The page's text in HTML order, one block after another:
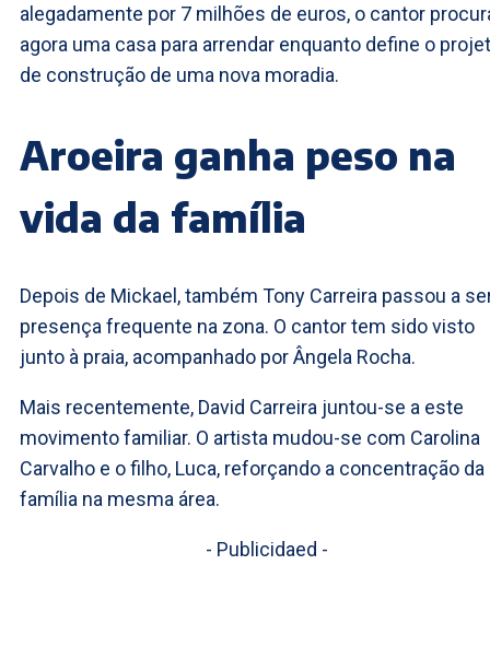
alegadamente por 7 milhões de euros, o cantor
agora uma casa para arrendar enquanto define o
de construção de uma nova moradia.
Aroeira ganha peso na
vida da família
Depois de Mickael, também Tony Carreira passou a
presença frequente na zona. O cantor tem sido visto
junto à praia, acompanhado por Ângela Rocha.
Mais recentemente, David Carreira juntou-se a este
movimento familiar. O artista mudou-se com Carolina
Carvalho e o filho, Luca, reforçando a concentração da
família na mesma área.
- Publicidaed -